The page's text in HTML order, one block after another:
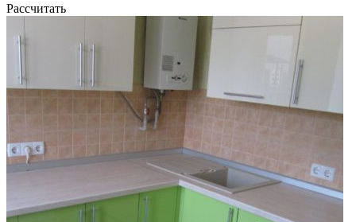
Рассчитать